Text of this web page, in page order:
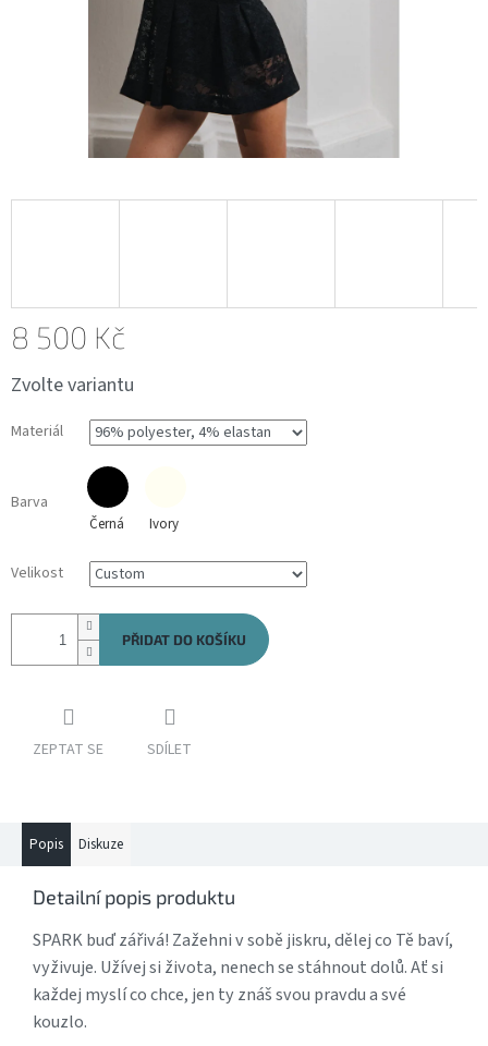
8 500 Kč
cena:
Zvolte variantu
Materiál
Barva
Černá Ivory
Velikost
PŘIDAT DO KOŠÍKU
ZEPTAT SE SDÍLET
Popis Diskuze
Detailní popis produktu
SPARK buď zářivá! Zažehni v sobě jiskru, dělej co Tě baví,
vyživuje. Užívej si života, nenech se stáhnout dolů. Ať si
každej myslí co chce, jen ty znáš svou pravdu a své
kouzlo.